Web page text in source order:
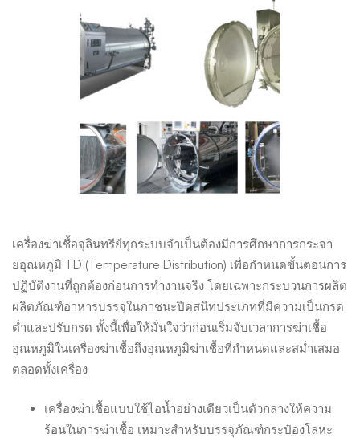
เครื่องฆ่าเชื้อจุลินทรีย์ทุกระบบจำเป็นต้องมีการศึกษาการกระจา
ยอุณหภูมิ TD (Temperature Distribution) เพื่อกำหนดขั้นตอนการ
ปฏิบัติงานที่ถูกต้องก่อนการทำงานจริง โดยเฉพาะกระบวนการผลิต
ผลิตภัณฑ์อาหารบรรจุในภาชนะปิดสนิทประเภทที่มีความเป็นกรด
ต่ำและปรับกรด ทั้งนี้เพื่อให้มั่นใจว่าก่อนเริ่มจับเวลาการฆ่าเชื้อ
อุณหภูมิในเครื่องฆ่าเชื้อถึงอุณหภูมิฆ่าเชื้อที่กำหนดและสม่ำเสมอ
ตลอดทั้งเครื่อง
เครื่องฆ่าเชื้อแบบใช้ไอน้ำอย่างเดียวเป็นตัวกลางให้ความ
ร้อนในการฆ่าเชื้อ เหมาะสำหรับบรรจุภัณฑ์กระป๋องโลหะ